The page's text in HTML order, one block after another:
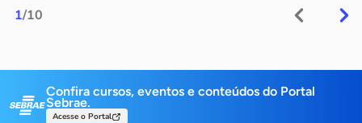
1/10
Confira cursos, eventos e conteúdos do Portal
Sebrae.
Acesse o Portal